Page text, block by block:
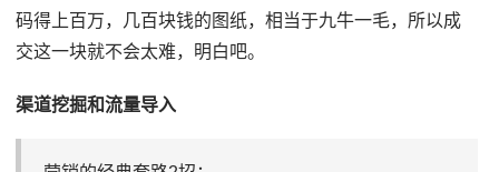
码得上百万，几百块钱的图纸，相当于九牛一毛，所以成
交这一块就不会太难，明白吧。
渠道挖掘和流量导入